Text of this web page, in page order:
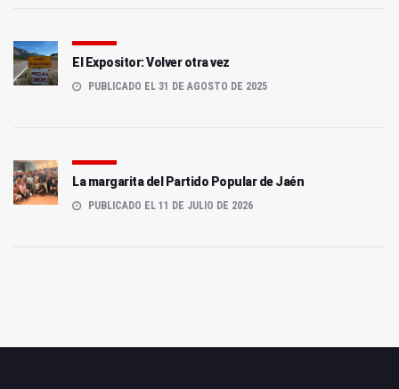
El Expositor: Volver otra vez
PUBLICADO EL 31 DE AGOSTO DE 2025
La margarita del Partido Popular de Jaén
PUBLICADO EL 11 DE JULIO DE 2026